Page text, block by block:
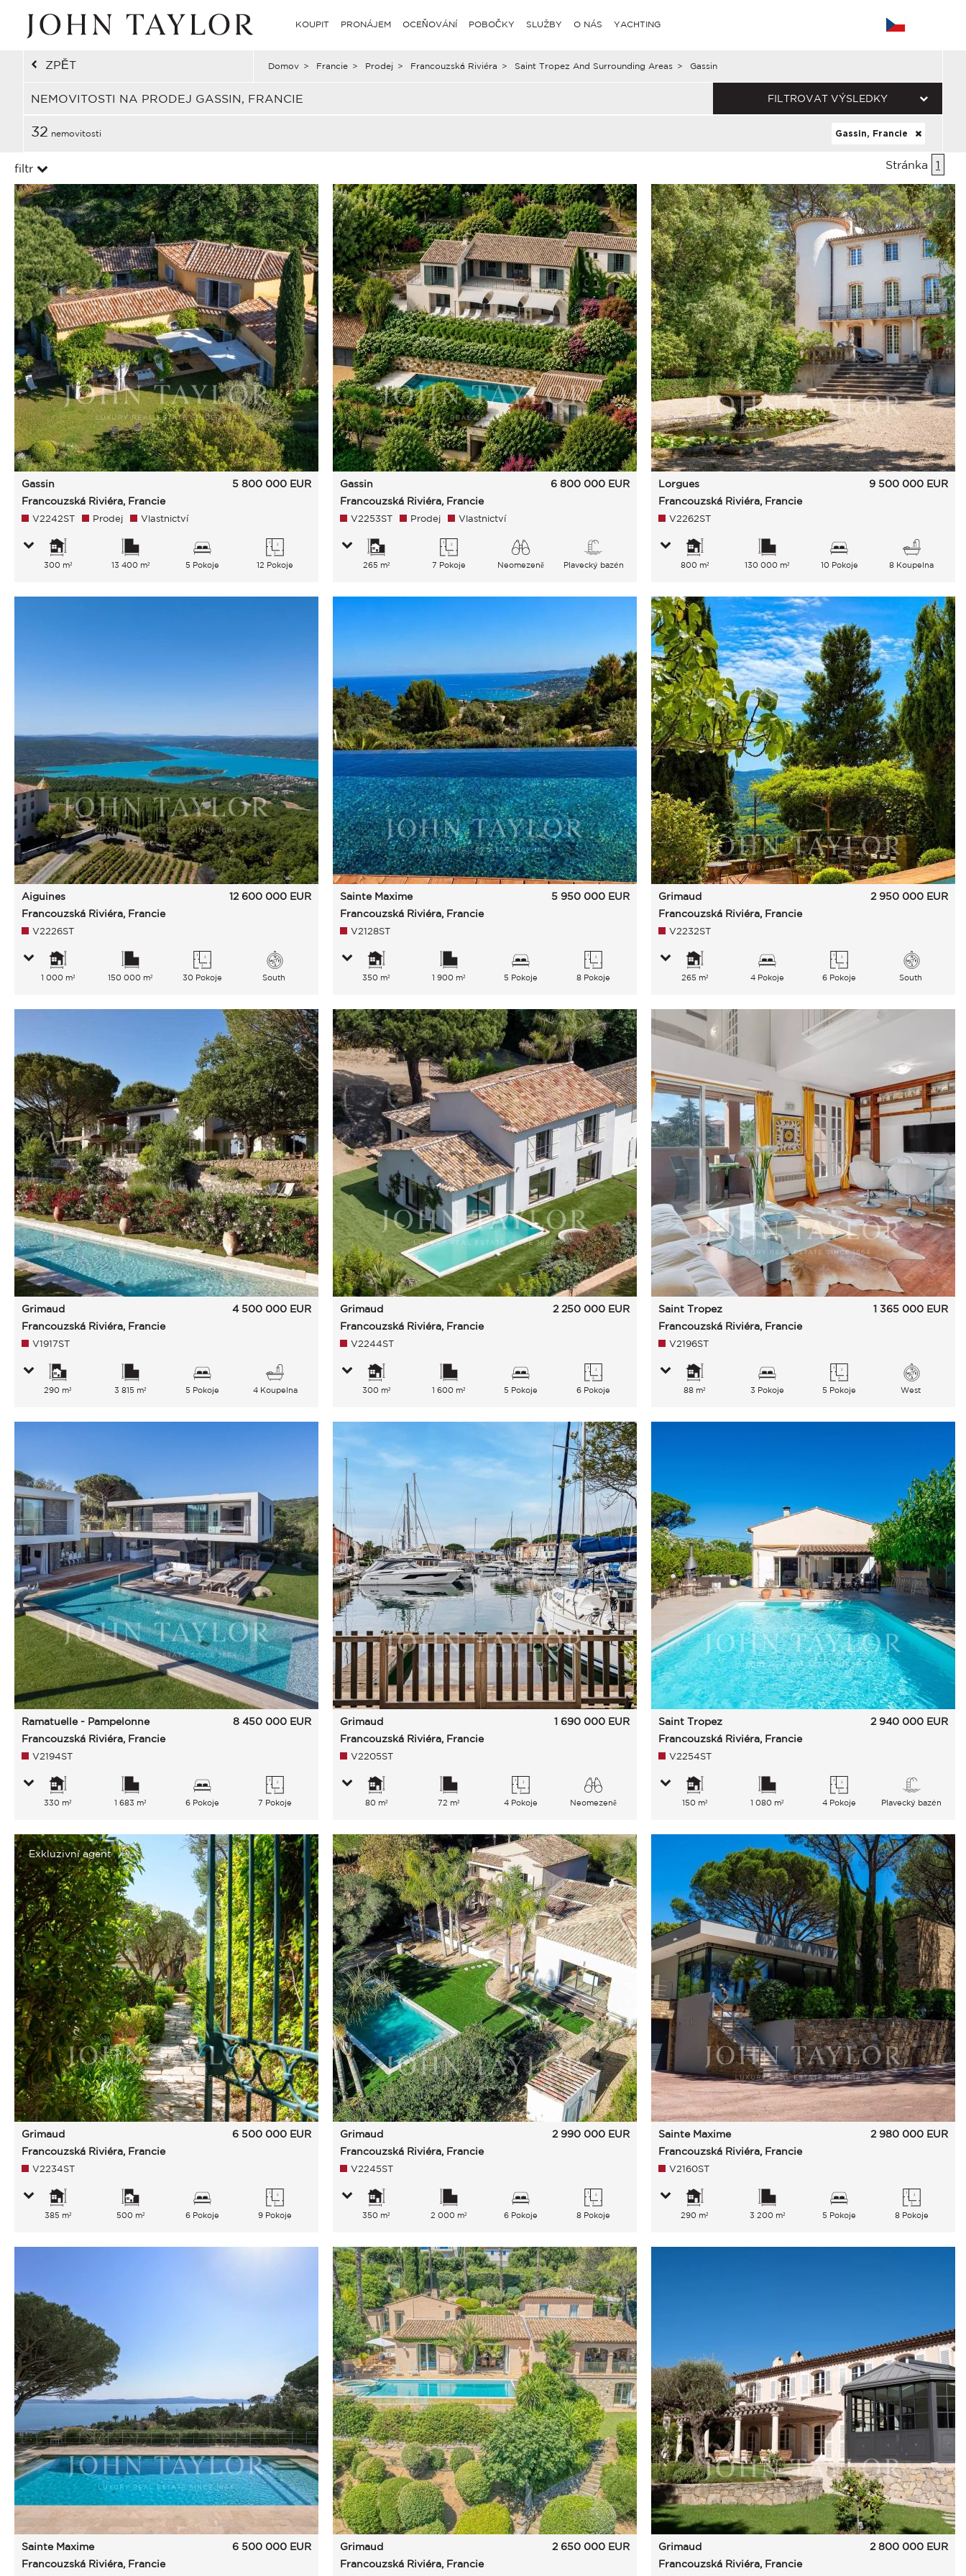
KOUPIT PRONÁJEM OCEŇOVÁNÍ POBOČKY SLUŽBY O NÁS YACHTING
ZPĚT Domov > Francie > Prodej > Francouzská Riviéra > Saint Tropez And Surrounding Areas > Gassin
NEMOVITOSTI NA PRODEJ GASSIN, FRANCIE FILTROVAT VÝSLEDKY
32 nemovitosti Gassin, Francie
filtr Stránka 1
Gassin
Francouzská Riviéra, Francie
5 800 000 EUR
V2242ST Prodej Vlastnictví
300 m² 13 400 m² 5 Pokoje 12 Pokoje
Gassin
Francouzská Riviéra, Francie
6 800 000 EUR
V2253ST Prodej Vlastnictví
265 m² 7 Pokoje
Neomezeně
Plavecký bazén
Lorgues
Francouzská Riviéra, Francie
9 500 000 EUR
V2262ST
800 m² 130 000 m² 10 Pokoje 8 Koupelna
Aiguines
Francouzská Riviéra, Francie
12 600 000 EUR
V2226ST
1 000 m² 150 000 m² 30 Pokoje South
Sainte Maxime
Francouzská Riviéra, Francie
5 950 000 EUR
V2128ST
350 m² 1 900 m² 5 Pokoje 8 Pokoje
Grimaud
Francouzská Riviéra, Francie
2 950 000 EUR
V2232ST
265 m² 4 Pokoje 6 Pokoje South
Grimaud
Francouzská Riviéra, Francie
4 500 000 EUR
V1917ST
290 m² 3 815 m² 5 Pokoje 4 Koupelna
Grimaud
Francouzská Riviéra, Francie
2 250 000 EUR
V2244ST
300 m² 1 600 m² 5 Pokoje 6 Pokoje
Saint Tropez
Francouzská Riviéra, Francie
1 365 000 EUR
V2196ST
88 m² 3 Pokoje 5 Pokoje West
Ramatuelle - Pampelonne
Francouzská Riviéra, Francie
8 450 000 EUR
V2194ST
330 m² 1 683 m² 6 Pokoje 7 Pokoje
Grimaud
Francouzská Riviéra, Francie
1 690 000 EUR
V2205ST
80 m² 72 m² 4 Pokoje
Neomezeně
Saint Tropez
Francouzská Riviéra, Francie
2 940 000 EUR
V2254ST
150 m² 1 080 m² 4 Pokoje Plavecký bazén
Exkluzivní agent
Grimaud
Francouzská Riviéra, Francie
6 500 000 EUR
V2234ST
385 m² 500 m² 6 Pokoje 9 Pokoje
Grimaud
Francouzská Riviéra, Francie
2 990 000 EUR
V2245ST
350 m² 2 000 m² 6 Pokoje 8 Pokoje
Sainte Maxime
Francouzská Riviéra, Francie
2 980 000 EUR
V2160ST
290 m² 3 200 m² 5 Pokoje 8 Pokoje
Sainte Maxime
Francouzská Riviéra, Francie
6 500 000 EUR
Grimaud
Francouzská Riviéra, Francie
2 650 000 EUR
Grimaud
Francouzská Riviéra, Francie
2 800 000 EUR